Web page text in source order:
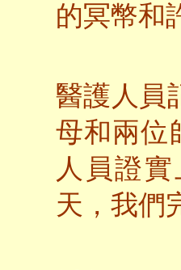
的冥幣和
醫護人員
母和兩位
人員證
天，我們